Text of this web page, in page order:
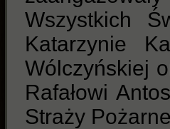
Wszystkich
Katarzynie
Wólczyńskiej
Rafałowi
Straży